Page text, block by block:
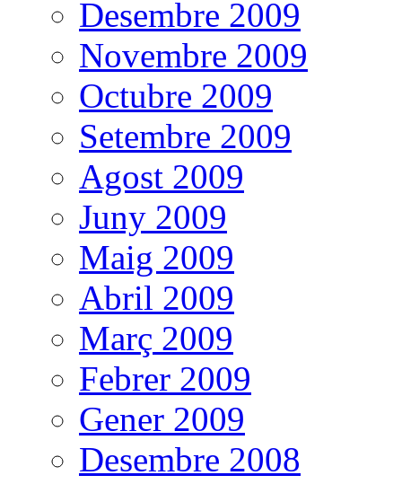
Desembre 2009
Novembre 2009
Octubre 2009
Setembre 2009
Agost 2009
Juny 2009
Maig 2009
Abril 2009
Març 2009
Febrer 2009
Gener 2009
Desembre 2008